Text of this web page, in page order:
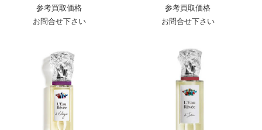
参考買取価格
お問合せ下さい
参考買取価格
お問合せ下さい